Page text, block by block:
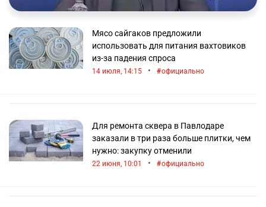
функциональные и законодательные особенности,
однако главная их цель — обеспечить
прозрачность и целевой расход муниципальных
средств.
Участие в тендерах для предпринимателей — это
гарантированное наличие заказчика, работа на
собственную репутацию,а также необходимый
стабильный уровень загрузки производства.
Мясо сайгаков предложили
использовать для питания вахтовиков
из-за падения спроса
14 июля, 14:15 • официально
Для ремонта сквера в Павлодаре
заказали в три раза больше плитки, чем
нужно: закупку отменили
22 июня, 10:01 • официально